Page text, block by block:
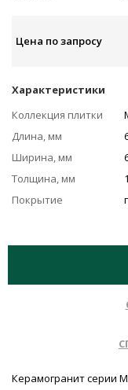
Цена по запросу
Характеристики
Коллекция плитки
Длина, мм
Ширина, мм
Толщина, мм
Покрытие
Керамогранит серии